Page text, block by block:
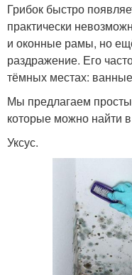
Грибок быстро
практически
и оконные рамы, но
раздражение. Его
тёмных местах:
Мы предлагаем
которые можно найти
Уксус.